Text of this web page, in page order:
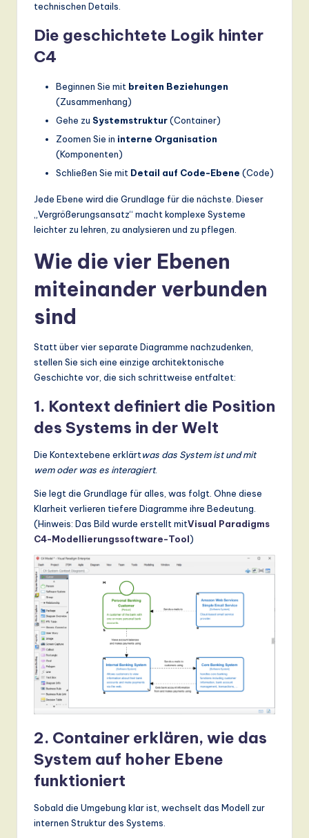
ti
technischen Details.
Die geschichtete Logik hinter
C4
Beginnen Sie mit breiten Beziehungen
(Zusammenhang)
Gehe zu Systemstruktur(Container)
Zoomen Sie in interne Organisation
(Komponenten)
Schließen Sie mit Detail auf Code-Ebene (Code)
Jede Ebene wird die Grundlage für die nächste. Dieser
„Vergrößerungsansatz“ macht komplexe Systeme
leichter zu lehren, zu analysieren und zu pflegen.
Wie die vier Ebenen
miteinander verbunden
sind
Statt über vier separate Diagramme nachzudenken,
stellen Sie sich eine einzige architektonische
Geschichte vor, die sich schrittweise entfaltet:
1. Kontext definiert die Position
des Systems in der Welt
Die Kontextebene erklärtwas das System ist und mit
wem oder was es interagiert.
Sie legt die Grundlage für alles, was folgt. Ohne diese
Klarheit verlieren tiefere Diagramme ihre Bedeutung.
(Hinweis: Das Bild wurde erstellt mitVisual Paradigms
C4-Modellierungssoftware-Tool)
2. Container erklären, wie das
System auf hoher Ebene
funktioniert
Sobald die Umgebung klar ist, wechselt das Modell zur
internen Struktur des Systems.